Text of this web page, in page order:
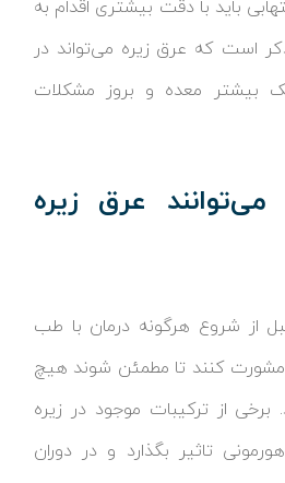
باید با دقت بیشتری اقدام به
است که عرق زیره می‌تواند در
بیشتر معده و بروز مشکلات
می‌توانند عرق زیره
از شروع هرگونه درمان با طب
کنند تا مطمئن شوند هیچ
از ترکیبات موجود در زیره
تاثیر بگذارد و در دوران